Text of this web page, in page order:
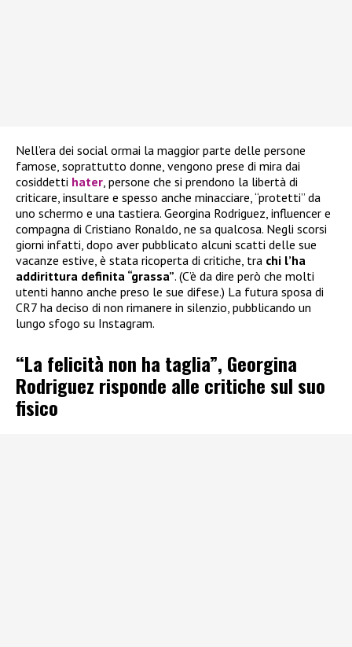
Nell’era dei social ormai la maggior parte delle persone
famose, soprattutto donne, vengono prese di mira dai
cosiddetti hater, persone che si prendono la libertà di
criticare, insultare e spesso anche minacciare, “protetti” da
uno schermo e una tastiera. Georgina Rodriguez, influencer e
compagna di Cristiano Ronaldo, ne sa qualcosa. Negli scorsi
giorni infatti, dopo aver pubblicato alcuni scatti delle sue
vacanze estive, è stata ricoperta di critiche, tra chi l’ha
addirittura definita “grassa”. (C’è da dire però che molti
utenti hanno anche preso le sue difese.) La futura sposa di
CR7 ha deciso di non rimanere in silenzio, pubblicando un
lungo sfogo su Instagram.
“La felicità non ha taglia”, Georgina
Rodriguez risponde alle critiche sul suo
fisico